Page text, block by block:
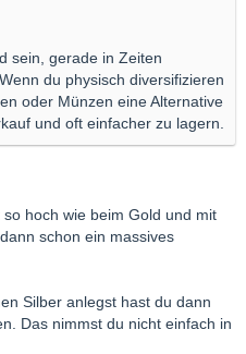
sein, gerade in Zeiten
du physisch diversifizieren
oder Münzen eine Alternative
und oft einfacher zu lagern.
hoch wie beim Gold und mit
schon ein massives
Silber anlegst hast du dann
Das nimmst du nicht einfach in